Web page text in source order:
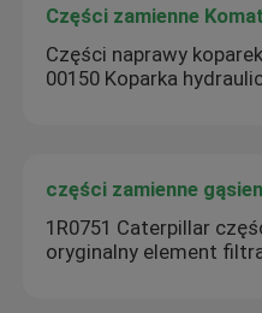
Części zamienne
Części naprawy
00150 Koparka
części zamienne
1R0751 Caterpillar
oryginalny element